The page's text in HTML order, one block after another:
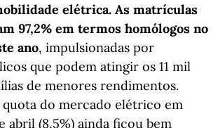
elétrica. As matrículas
97,2% em termos homólogos no
ano, impulsionadas por
que podem atingir os 11 mil
de menores rendimentos.
quota do mercado elétrico em
abril (8,5%) ainda ficou bem